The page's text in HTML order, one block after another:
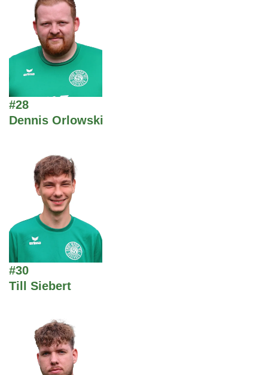
#28
Dennis Orlowski
#30
Till Siebert